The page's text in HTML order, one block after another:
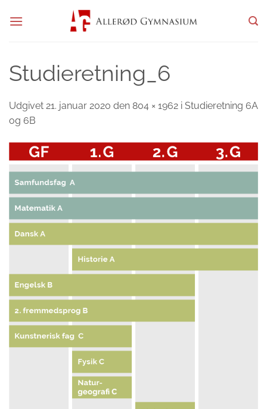
Studieretning_6
Udgivet 21. januar 2020 den 804 × 1962 i Studieretning 6A
og 6B